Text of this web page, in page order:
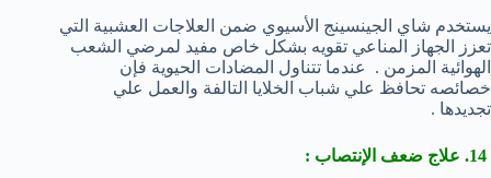
يستخدم شاي الجينسينج الأسيوي ضمن العلاجات العشبية التي
تعزز الجهاز المناعي تقويه بشكل خاص مفيد لمرضي الشعب
الهوائية المزمن . عندما تتناول المضادات الحيوية فإن
خصائصه تحافظ علي شباب الخلايا التالفة والعمل علي
تجديدها .